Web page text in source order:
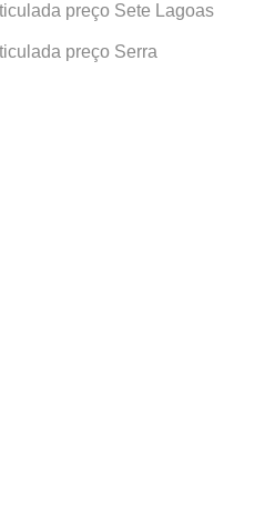
preço Sete Lagoas
preço Serra